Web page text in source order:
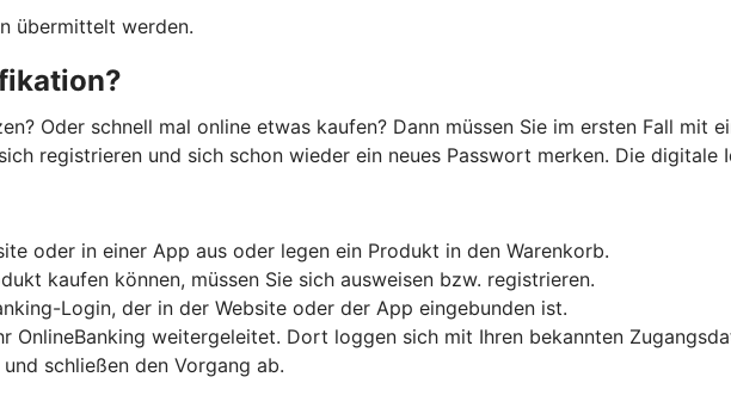
übermittelt werden.
Oder schnell mal online etwas kaufen? Dann müssen Sie im ersten Fall mit
registrieren und sich schon wieder ein neues Passwort merken. Die
oder in einer App aus oder legen ein Produkt in den Warenkorb.
kaufen können, müssen Sie sich ausweisen bzw. registrieren.
Login, der in der Website oder der App eingebunden ist.
OnlineBanking weitergeleitet. Dort loggen sich mit Ihren bekannten
schließen den Vorgang ab.